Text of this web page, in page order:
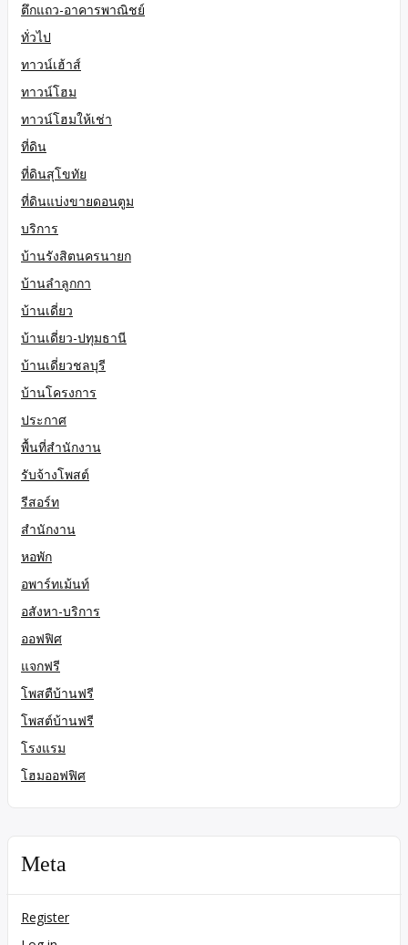
ตึกแถว-อาคารพาณิชย์
ทั่วไป
ทาวน์เฮ้าส์
ทาวน์โฮม
ทาวน์โฮมให้เช่า
ที่ดิน
ที่ดินสุโขทัย
ที่ดินแบ่งขายดอนตูม
บริการ
บ้านรังสิตนครนายก
บ้านลำลูกกา
บ้านเดี่ยว
บ้านเดี่ยว-ปทุมธานี
บ้านเดี่ยวชลบุรี
บ้านโครงการ
ประกาศ
พื้นที่สำนักงาน
รับจ้างโพสต์
รีสอร์ท
สำนักงาน
หอพัก
อพาร์ทเม้นท์
อสังหา-บริการ
ออฟฟิศ
แจกฟรี
โพสตืบ้านฟรี
โพสต์บ้านฟรี
โรงแรม
โฮมออฟฟิศ
Meta
Register